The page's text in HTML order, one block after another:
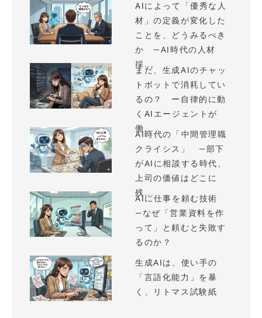
AIによって「優秀な人
材」の定義が変化した
ことを、どうみるべき
か —AI時代の人材
採...
まだ、生成AIのチャッ
トボットで消耗してい
るの？ ー自律的に動
くAIエージェントが
働...
AI時代の「中間管理職
クライシス」 —部下
がAIに相談する時代、
上司の価値はどこに
残...
AIに仕事を頼む技術
—なぜ「営業資料を作
って」と頼むと失敗す
るのか？
生成AIは、使い手の
「言語化能力」を暴
く、リトマス試験紙